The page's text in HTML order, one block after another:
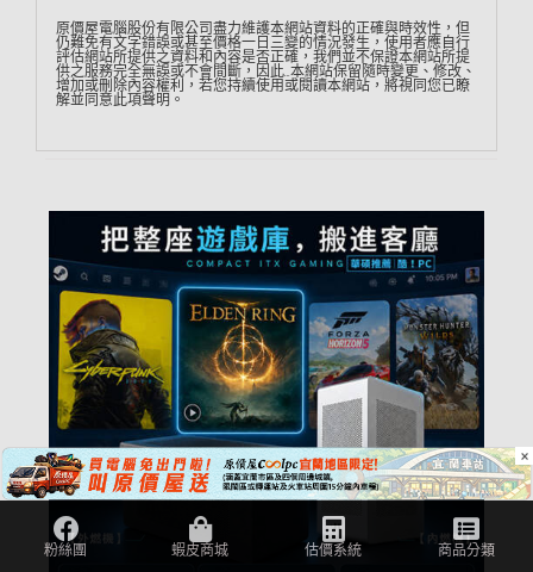
原價屋電腦股份有限公司盡力維護本網站資料的正確與時效性，但
仍難免有文字錯誤或甚至價格一日三變的情況發生，使用者應自行
評估網站所提供之資料和內容是否正確，我們並不保證本網站所提
供之服務完全無誤或不會間斷，因此…本網站保留隨時變更、修改、
增加或刪除內容權利，若您持續使用或閱讀本網站，將視同您已瞭
解並同意此項聲明。
×